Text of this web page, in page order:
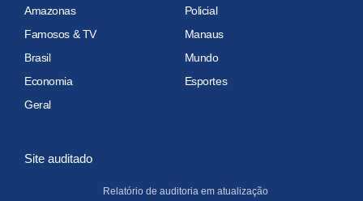
Amazonas
Policial
Famosos & TV
Manaus
Brasil
Mundo
Economia
Esportes
Geral
Site auditado
Relatório de auditoria em atualização